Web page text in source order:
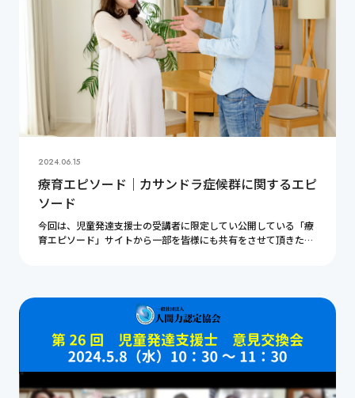
2024.06.15
療育エピソード｜カサンドラ症候群に関するエピ
ソード
今回は、児童発達支援士の受講者に限定してい公開している「療
育エピソード」サイトから一部を皆様にも共有をさせて頂きたい